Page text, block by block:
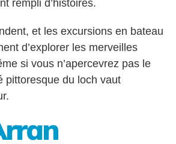
rempli d’histoires.
et les excursions en bateau
d’explorer les merveilles
si vous n’apercevrez pas le
pittoresque du loch vaut